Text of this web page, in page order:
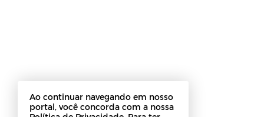
Ao continuar navegando em nosso
portal, você concorda com a nossa